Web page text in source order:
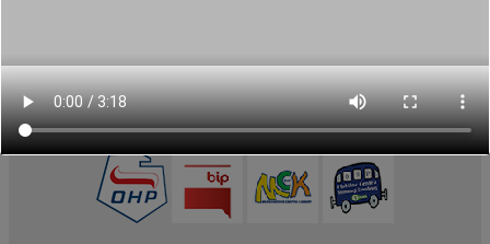
Przydatne linki